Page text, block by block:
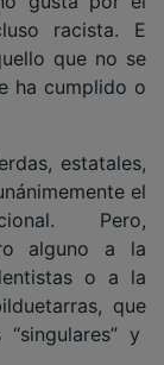
racista. E
que no se
ha cumplido o
el
Pero,
alguno a la
o a la
que
“singulares” y